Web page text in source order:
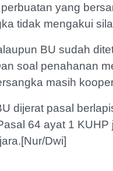
yang
tidak mengakui
BU sudah
soal penahanan
masih
dijerat pasal
64 ayat 1
Dwi]